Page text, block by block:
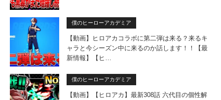
僕のヒーローアカデミア
【動画】ヒロアカコラボに第二弾は来る？来るキ
ャラと今シーズン中に来るのか話します！！【最
新情報】【ヒ…
僕のヒーローアカデミア
【動画】【ヒロアカ】最新308話 六代目の個性解